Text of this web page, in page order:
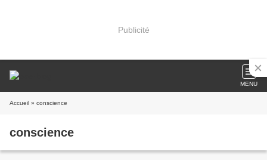
Publicité
MENU
Accueil » conscience
conscience